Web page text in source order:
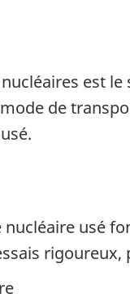
est
de
usé
rigoureux,